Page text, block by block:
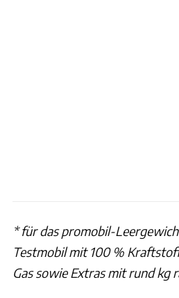
* für das promobil-
Testmobil mit 100 %
Gas sowie Extras mit rund kg